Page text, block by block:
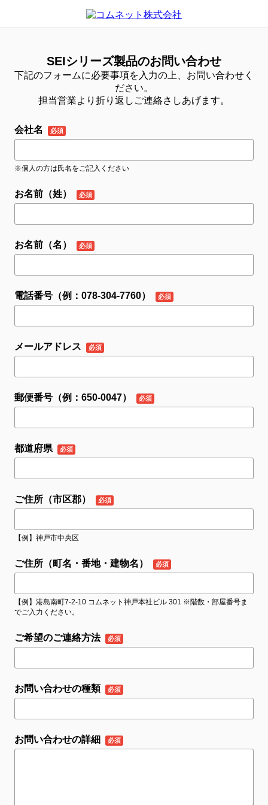
SEIシリーズ製品のお問い合わせ
下記のフォームに必要事項を入力の上、お問い合わせく
ださい。
担当営業より折り返しご連絡さしあげます。
会社名
※個人の方は氏名をご記入ください
お名前（姓）
お名前（名）
電話番号（例：078-304-7760）
メールアドレス
郵便番号（例：650-0047）
都道府県
ご住所（市区郡）
【例】神戸市中央区
ご住所（町名・番地・建物名）
【例】港島南町7-2-10 コムネット神戸本社ビル 301 ※階数・部屋番号ま
でご入力ください。
ご希望のご連絡方法
お問い合わせの種類
お問い合わせの詳細